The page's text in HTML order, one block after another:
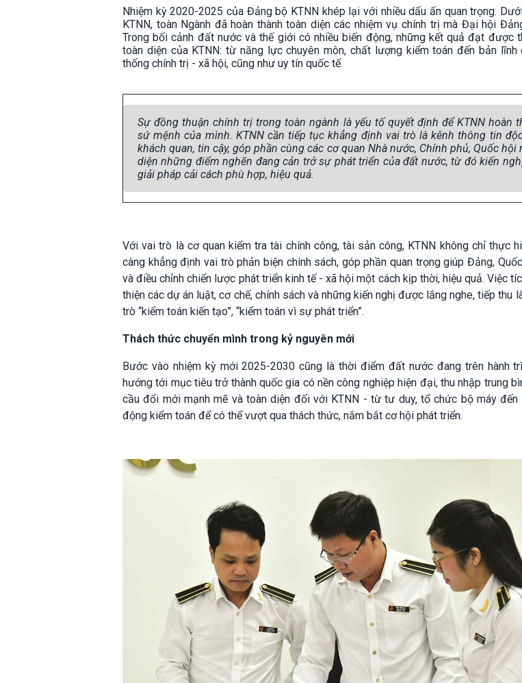
Nhiệm kỳ 2020-2025 của Đảng bộ KTNN khép lại với nhiều dấu ấn quan trọng.
KTNN, toàn Ngành đã hoàn thành toàn diện các nhiệm vụ chính trị mà Đại hội
Trong bối cảnh đất nước và thế giới có nhiều biến động, những kết quả đạt được
toàn diện của KTNN: từ năng lực chuyên môn, chất lượng kiểm toán đến bản
thống chính trị - xã hội, cũng như uy tín quốc tế.
Sự đồng thuận chính trị trong toàn ngành là yếu tố quyết định để KTNN hoàn
sứ mệnh của mình. KTNN cần tiếp tục khẳng định vai trò là kênh thông tin
khách quan, tin cậy, góp phần cùng các cơ quan Nhà nước, Chính phủ, Quốc hội
diện những điểm nghẽn đang cản trở sự phát triển của đất nước, từ đó kiến
giải pháp cải cách phù hợp, hiệu quả.
Với vai trò là cơ quan kiểm tra tài chính công, tài sản công, KTNN không chỉ thực
càng khẳng định vai trò phản biện chính sách, góp phần quan trọng giúp Đảng,
và điều chỉnh chiến lược phát triển kinh tế - xã hội một cách kịp thời, hiệu quả. Việc
thiện các dự án luật, cơ chế, chính sách và những kiến nghị được lắng nghe, tiếp thu
trò “kiểm toán kiến tạo”, “kiểm toán vì sự phát triển”.
Thách thức chuyển mình trong kỷ nguyên mới
Bước vào nhiệm kỳ mới 2025-2030 cũng là thời điểm đất nước đang trên hành
hướng tới mục tiêu trở thành quốc gia có nền công nghiệp hiện đại, thu nhập trung
cầu đổi mới mạnh mẽ và toàn diện đối với KTNN - từ tư duy, tổ chức bộ máy
động kiểm toán để có thể vượt qua thách thức, nắm bắt cơ hội phát triển.